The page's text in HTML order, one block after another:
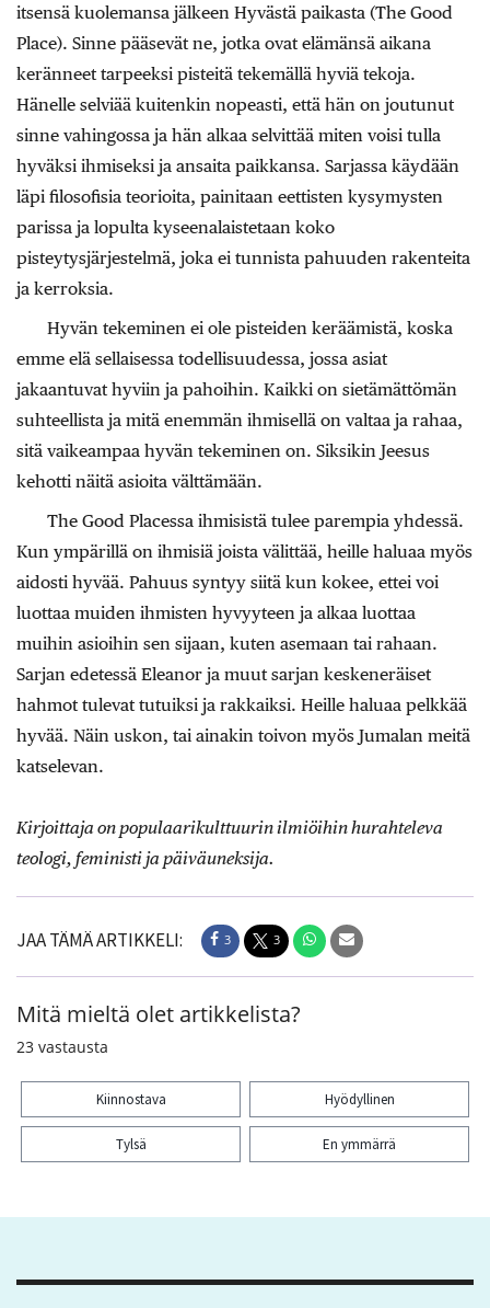
itsensä kuolemansa jälkeen Hyvästä paikasta (The Good
Place). Sinne pääsevät ne, jotka ovat elämänsä aikana
keränneet tarpeeksi pisteitä tekemällä hyviä tekoja.
Hänelle selviää kuitenkin nopeasti, että hän on joutunut
sinne vahingossa ja hän alkaa selvittää miten voisi tulla
hyväksi ihmiseksi ja ansaita paikkansa. Sarjassa käydään
läpi filosofisia teorioita, painitaan eettisten kysymysten
parissa ja lopulta kyseenalaistetaan koko
pisteytysjärjestelmä, joka ei tunnista pahuuden rakenteita
ja kerroksia.
Hyvän tekeminen ei ole pisteiden keräämistä, koska
emme elä sellaisessa todellisuudessa, jossa asiat
jakaantuvat hyviin ja pahoihin. Kaikki on sietämättömän
suhteellista ja mitä enemmän ihmisellä on valtaa ja rahaa,
sitä vaikeampaa hyvän tekeminen on. Siksikin Jeesus
kehotti näitä asioita välttämään.
The Good Placessa ihmisistä tulee parempia yhdessä.
Kun ympärillä on ihmisiä joista välittää, heille haluaa myös
aidosti hyvää. Pahuus syntyy siitä kun kokee, ettei voi
luottaa muiden ihmisten hyvyyteen ja alkaa luottaa
muihin asioihin sen sijaan, kuten asemaan tai rahaan.
Sarjan edetessä Eleanor ja muut sarjan keskeneräiset
hahmot tulevat tutuiksi ja rakkaiksi. Heille haluaa pelkkää
hyvää. Näin uskon, tai ainakin toivon myös Jumalan meitä
katselevan.
Kirjoittaja on populaarikulttuurin ilmiöihin hurahteleva
teologi, feministi ja päiväuneksija.
JAA TÄMÄ ARTIKKELI: 3 3
Mitä mieltä olet artikkelista?
23 vastausta
Kiinnostava Hyödyllinen
Tylsä En ymmärrä